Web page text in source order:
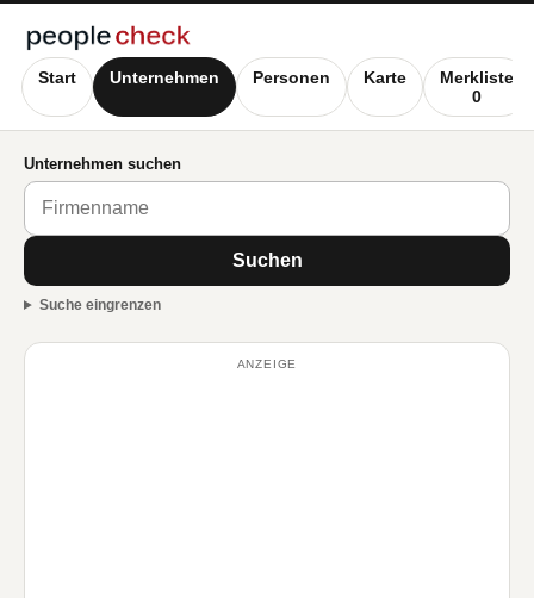
Start Unternehmen Personen Karte
Merkliste
0
Unternehmen suchen
Suchen
Suche eingrenzen
ANZEIGE